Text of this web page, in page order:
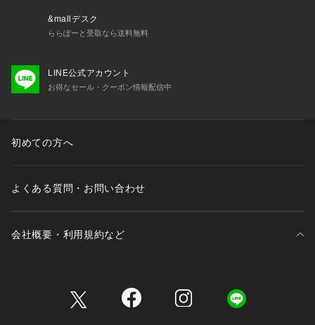
&mallデスク
ららぽーと受取なら送料無料
LINE公式アカウント
お得なセール・クーポン情報配信中
初めての方へ
よくある質問・お問い合わせ
会社概要・利用規約など